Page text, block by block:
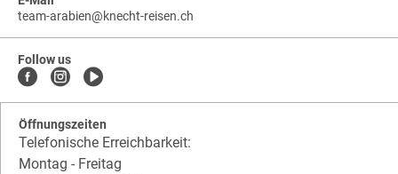
team-arabien@knecht-reisen.ch
Follow us
Öffnungszeiten
Telefonische Erreichbarkeit:
Montag - Freitag